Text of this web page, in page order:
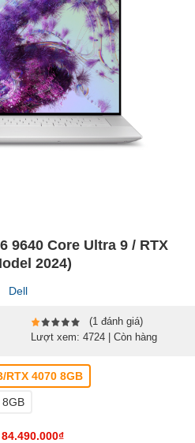
9640 Core Ultra 9 / RTX
2024)
Dell
(1 đánh giá)
Lượt xem: 4724 | Còn hàng
RTX 4070 8GB
84.490.000₫